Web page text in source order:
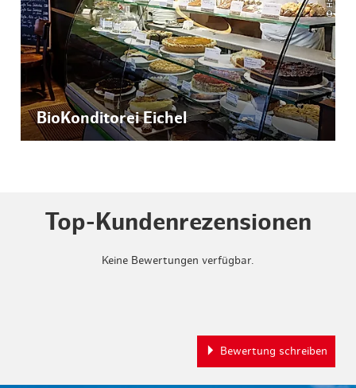
BioKonditorei Eichel
Top-Kundenrezensionen
Keine Bewertungen verfügbar.
Bewertung schreiben